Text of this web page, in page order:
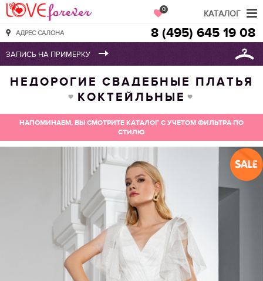
Love Forever
АДРЕС САЛОНА
0
8 (495) 645 19 08
НЕДОРОГИЕ СВАДЕБНЫЕ ПЛАТЬЯ
КОКТЕЙЛЬНЫЕ
НАПОМИНАЕМ, ВЫ СМОТРИТЕ КАТАЛОГ С УЧЕТОМ ФИЛЬТРА ПО
СТИЛЮ
КАТАЛОГ